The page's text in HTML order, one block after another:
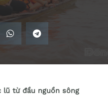
lũ từ đầu nguồn sông